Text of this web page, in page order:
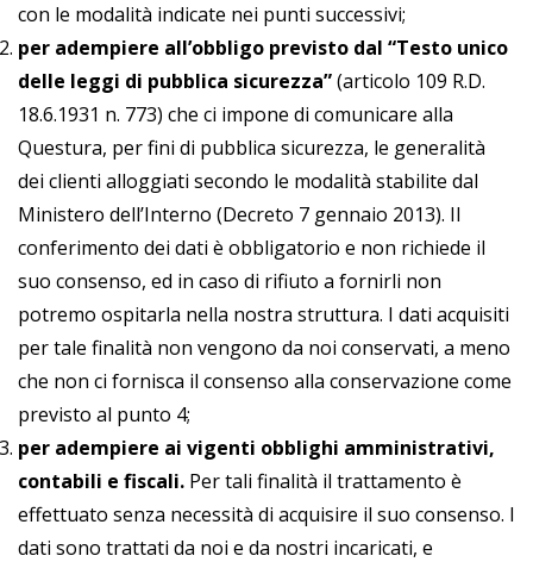
con le modalità indicate nei punti successivi;
per adempiere all’obbligo previsto dal “Testo unico
delle leggi di pubblica sicurezza”(articolo 109 R.D.
18.6.1931 n. 773) che ci impone di comunicare alla
Questura, per fini di pubblica sicurezza, le generalità
dei clienti alloggiati secondo le modalità stabilite dal
Ministero dell’Interno (Decreto 7 gennaio 2013). Il
conferimento dei dati è obbligatorio e non richiede il
suo consenso, ed in caso di rifiuto a fornirli non
potremo ospitarla nella nostra struttura. I dati acquisiti
per tale finalità non vengono da noi conservati, a meno
che non ci fornisca il consenso alla conservazione come
previsto al punto 4;
per adempiere ai vigenti obblighi amministrativi,
contabili e fiscali. Per tali finalità il trattamento è
effettuato senza necessità di acquisire il suo consenso. I
dati sono trattati da noi e da nostri incaricati, e